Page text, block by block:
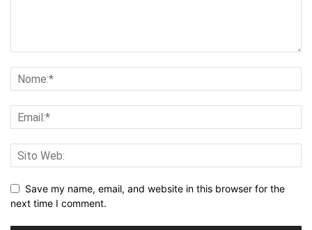
Save my name, email, and website in this browser for the
next time I comment.